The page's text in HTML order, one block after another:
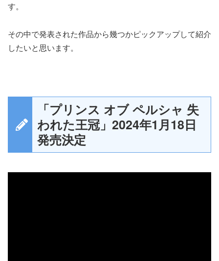
す。
その中で発表された作品から幾つかピックアップして紹介
したいと思います。
「プリンス オブ ペルシャ 失
われた王冠」2024年1月18日
発売決定